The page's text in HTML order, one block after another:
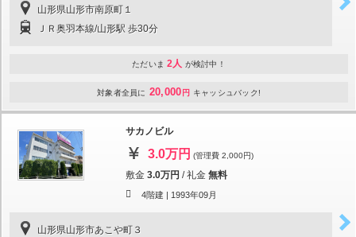
山形県山形市南原町１
ＪＲ奥羽本線/山形駅 歩30分
ただいま 2人 が検討中！
対象者全員に 20,000 円 キャッシュバック!
サカノビル
3.0万円 (管理費 2,000円)
敷金 3.0万円 /礼金 無料
4階建 | 1993年09月
山形県山形市あこや町３